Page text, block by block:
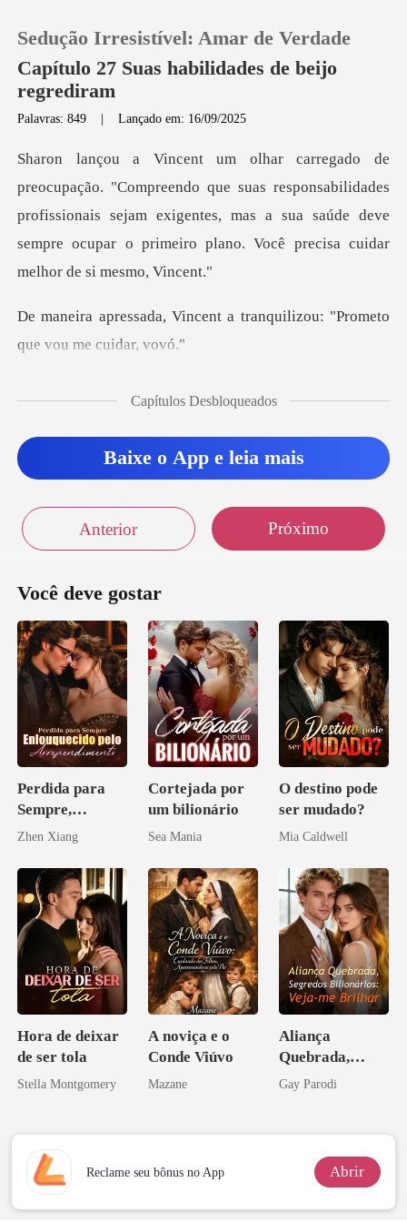
Loja
Histórico
Baixar App
Sedução Irresistível: Amar de Verdade
Capítulo 27 Suas habilidades de beijo
regrediram
Palavras: 849 |Lançado em: 16/09/2025
as responsabilidades
profissionais sejam exigentes, mas a sua saúde deve
semp
ent a tranquilizou: "Prome
Capítulos Desbloqueados
Baixe o App e leia mais
Anterior Próximo
Você deve gostar
Perdida para
Sempre,
Enlouquecido
Arrependiment
o
Zhen Xiang
Cortejada por
um bilionário
Sea Mania
O destino pode
ser mudado?
Mia Caldwell
Hora de deixar
de ser tola
Stella Montgomery
A noviça e o
Conde Viúvo
Mazane
Aliança
Quebrada,
Segredos
Gay Parodi
Reclame seu bônus no App Abrir